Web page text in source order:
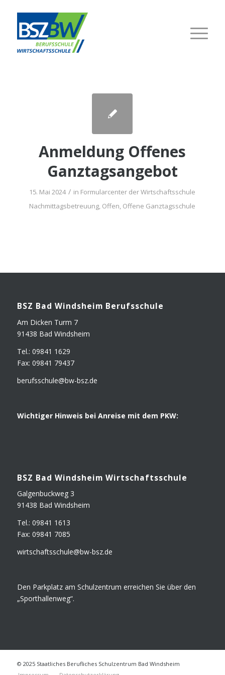
Anmel­dung Offe­nes
Ganztagsangebot
15. Mai 2024 / in For­mu­lar­cen­ter der Wirtschaftsschule
Nachmittagsbetreuung, Offen, Offene Ganztagsschule
BSZ Bad Winds­heim Berufsschule
Am Dicken Turm 7
91438 Bad Windsheim
Tel.: 09841 1629
Fax: 09841 79437
berufsschule@​bw-​bsz.​de
Wich­ti­ger Hin­weis bei Anrei­se mit dem PKW:
BSZ Bad Winds­heim Wirtschaftsschule
Gal­gen­buck­weg 3
91438 Bad Windsheim
Tel.: 09841 1613
Fax: 09841 7085
wirtschaftsschule@​bw-​bsz.​de
Den Park­platz am Schul­zen­trum errei­chen Sie über den
„Sport­hal­len­weg“.
© 2025 Staatliches Berufliches Schulzentrum Bad Windsheim